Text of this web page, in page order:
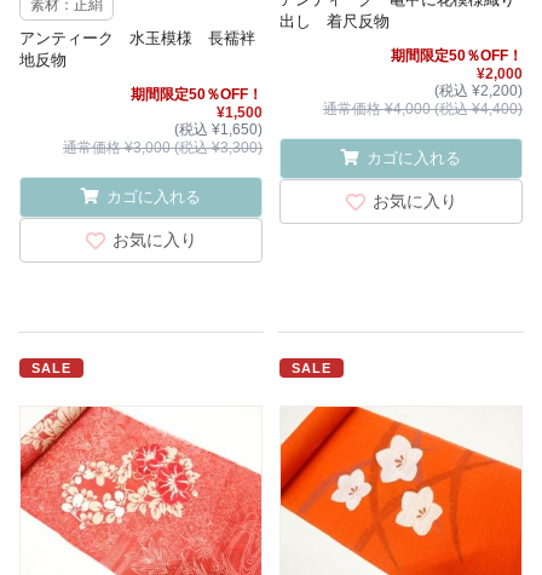
素材：正絹
アンティーク 水玉模様 長襦袢
地反物
期間限定50％OFF！
¥1,500
(税込 ¥1,650)
通常価格 ¥3,000 (税込 ¥3,300)
カゴに入れる
お気に入り
出し 着尺反物
期間限定50％OFF！
¥2,000
(税込 ¥2,200)
通常価格 ¥4,000 (税込 ¥4,400)
カゴに入れる
お気に入り
SALE SALE